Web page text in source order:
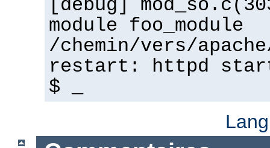
[debug]
module foo_module
/chemin/vers/
restart: httpd
$ _